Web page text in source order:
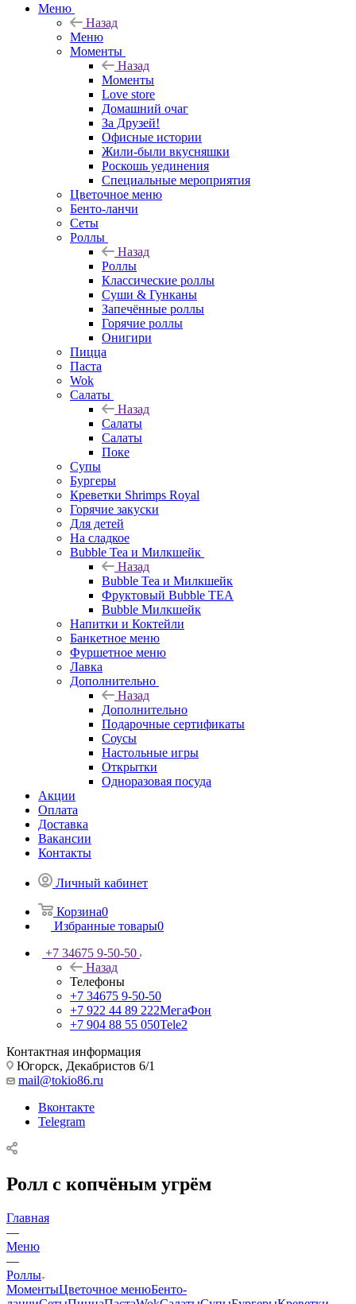
Меню
Назад
Меню
Моменты
Назад
Моменты
Love store
Домашний очаг
За Друзей!
Офисные истории
Жили-были вкусняшки
Роскошь уединения
Специальные мероприятия
Цветочное меню
Бенто-ланчи
Сеты
Роллы
Назад
Роллы
Классические роллы
Суши & Гунканы
Запечённые роллы
Горячие роллы
Онигири
Пицца
Паста
Wok
Салаты
Назад
Салаты
Салаты
Поке
Супы
Бургеры
Креветки Shrimps Royal
Горячие закуски
Для детей
На сладкое
Bubble Tea и Милкшейк
Назад
Bubble Tea и Милкшейк
Фруктовый Bubble TEA
Bubble Милкшейк
Напитки и Коктейли
Банкетное меню
Фуршетное меню
Лавка
Дополнительно
Назад
Дополнительно
Подарочные сертификаты
Соусы
Настольные игры
Открытки
Одноразовая посуда
Акции
Оплата
Доставка
Вакансии
Контакты
Личный кабинет
Корзина0
Избранные товары0
+7 34675 9-50-50
Назад
Телефоны
+7 34675 9-50-50
+7 922 44 89 222МегаФон
+7 904 88 55 050Tele2
Контактная информация
Югорск, Декабристов 6/1
mail@tokio86.ru
Вконтакте
Telegram
Ролл с копчёным угрём
Главная
—
Меню
—
Роллы
МоментыЦветочное менюБенто-